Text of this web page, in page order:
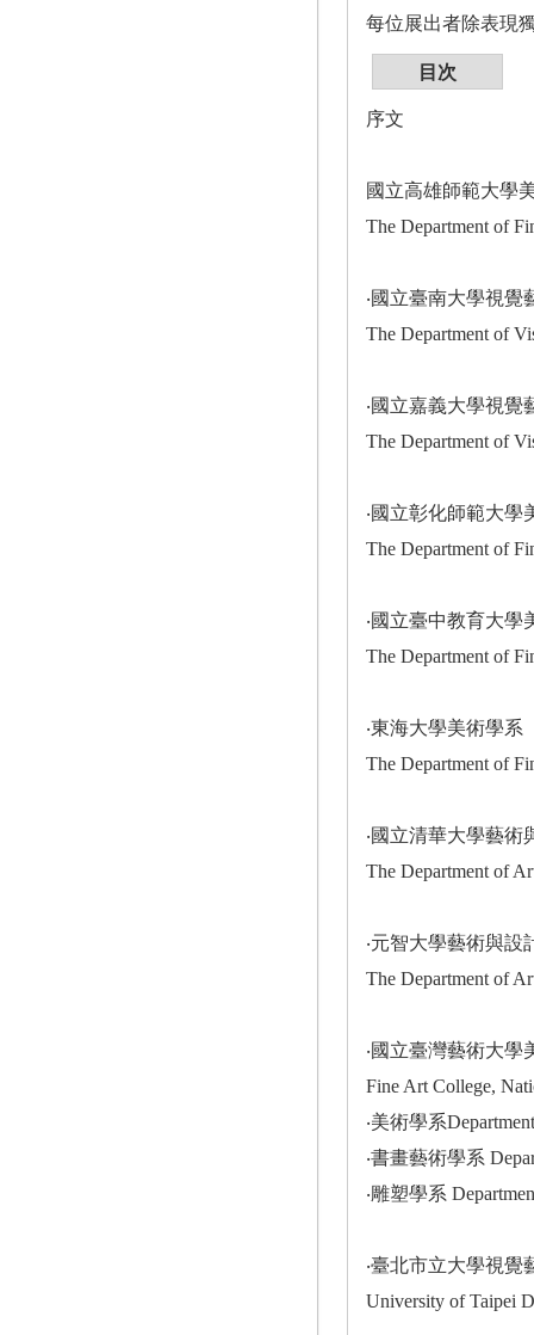
每位展出者除表現
目次
序文
國立高雄師範大學
The Department of
‧國立臺南大學視覺
The Department of
‧國立嘉義大學視覺
The Department of
‧國立彰化師範大學
The Department of
‧國立臺中教育大學
The Department of
‧東海大學美術學系
The Department of
‧國立清華大學藝術
The Department of
‧元智大學藝術與設
The Department of
‧國立臺灣藝術大學
Fine Art College,
‧美術學系
‧書畫藝術學系
‧雕塑學系
‧臺北市立大學視覺
University of Taipei